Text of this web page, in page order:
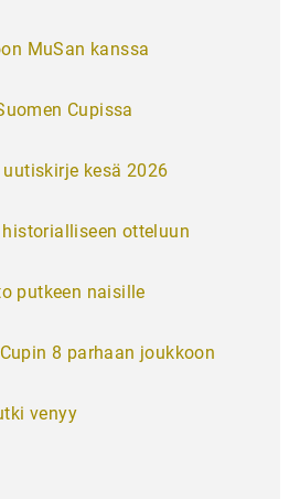
MuSan kanssa
Cupissa
kesä 2026
otteluun
putkeen naisille
8 parhaan joukkoon
venyy